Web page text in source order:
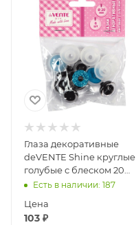
Глаза декоративные
deVENTE Shine круглые
голубые с блеском 20
мм, 6 шт 8001336
Есть в наличии: 187
Цена
103 ₽